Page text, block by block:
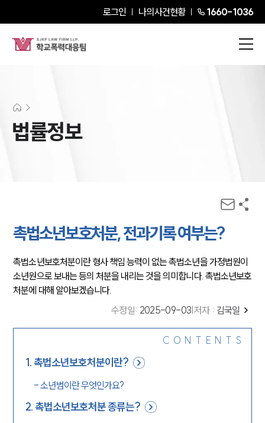
로그인 나의사건현황 1660-1036
법률정보
촉법소년보호처분, 전과기록 여부는?
촉법소년보호처분이란 형사 책임 능력이 없는 촉법소년을 가정법원이
소년원으로 보내는 등의 처분을 내리는 것을 의미합니다. 촉법소년보호
처분에 대해 알아보겠습니다.
수정일: 2025-09-03 저자 : 김국일
CONTENTS
1.촉법소년보호처분이란?
-소년범이란 무엇인가요?
2.촉법소년보호처분 종류는?